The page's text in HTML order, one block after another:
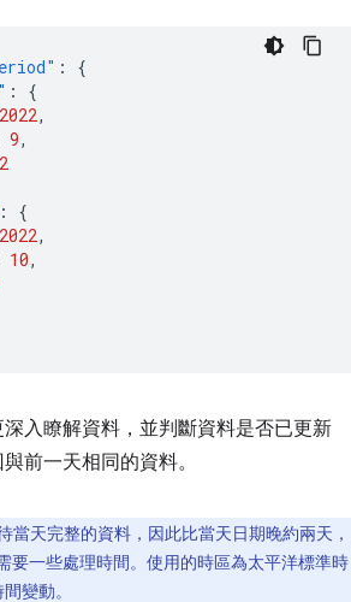
:
{
:
{
2022,
9,
:
{
2022,
10,
入瞭解資料，並判斷資料是否已更新
前一天相同的資料。
當天完整的資料，因此比當天日期晚約兩天，
要一些處理時間。使用的時區為太平洋標準時
變動。